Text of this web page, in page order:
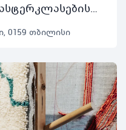
ყოველ
24 ნოემბრის
0159 თბილისი